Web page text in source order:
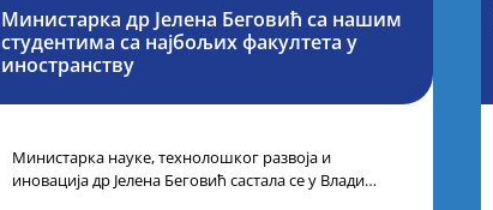
Министарка др Јелена Беговић са нашим
студентима са најбољих факултета у
иностранству
Министарка науке, технолошког развоја и
иновација др Јелена Беговић састала се у Влади